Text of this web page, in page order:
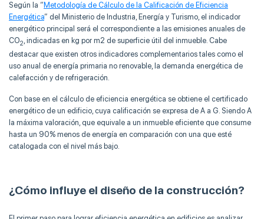
Según la “ Metodología de Cálculo de la Calificación de Eficiencia
Energética” del Ministerio de Industria, Energía y Turismo, el indicador
energético principal será el correspondiente a las emisiones anuales de
CO2, indicadas en kg por m2 de superficie útil del inmueble. Cabe
destacar que existen otros indicadores complementarios tales como el
uso anual de energía primaria no renovable, la demanda energética de
calefacción y de refrigeración.
Con base en el cálculo de eficiencia energética se obtiene el certificado
energético de un edificio, cuya calificación se expresa de A a G. Siendo A
la máxima valoración, que equivale a un inmueble eficiente que consume
hasta un 90% menos de energía en comparación con una que esté
catalogada con el nivel más bajo.
¿Cómo influye el diseño de la construcción?